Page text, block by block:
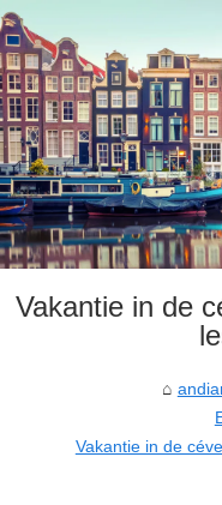
Vakantie in de
Vakantie in de